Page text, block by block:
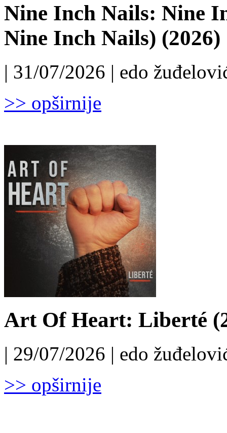
Nine Inch Nails: Nine
Nine Inch Nails) (2026)
| 31/07/2026 | edo
>> opširnije
Art Of Heart: Liberté
| 29/07/2026 | edo
>> opširnije